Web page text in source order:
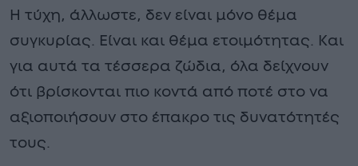
Η τύχη, άλλωστε, δεν είναι μόνο θέμα
συγκυρίας. Είναι και θέμα ετοιμότητας. Και
για αυτά τα τέσσερα ζώδια, όλα δείχνουν
ότι βρίσκονται πιο κοντά από ποτέ στο να
αξιοποιήσουν στο έπακρο τις δυνατότητές
τους.